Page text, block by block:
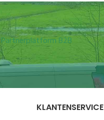
Partnerplatform B2B
KLANTENSERVICE